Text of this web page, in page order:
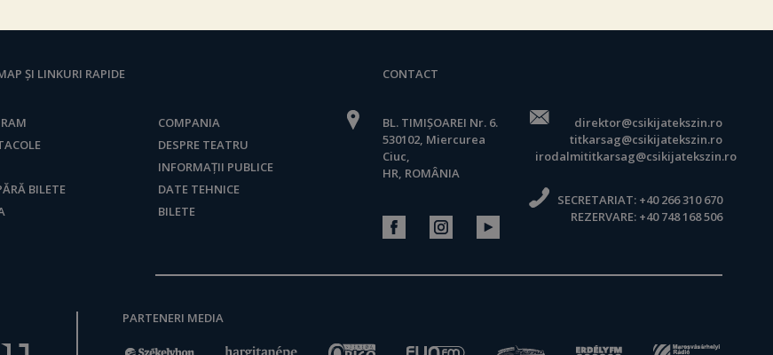
ȘI LINKURI RAPIDE
BILETE
COMPANIA
DESPRE TEATRU
INFORMAȚII PUBLICE
DATE TEHNICE
BILETE
CONTACT
BL. TIMIȘOAREI Nr. 6.
530102, Miercurea
Ciuc,
HR, ROMÂNIA
direktor@csikijatekszin.ro
titkarsag@csikijatekszin.ro
irodalmititkarsag@csikijatekszin.ro
SECRETARIAT: +40 266 310 670
REZERVARE: +40 748 168 506
PARTENERI MEDIA